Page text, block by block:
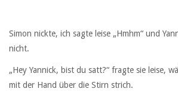
Simon nickte, ich sagte leise „Hmhm“ und
nicht.
„Hey Yannick, bist du satt?“ fragte sie leise,
mit der Hand über die Stirn strich.